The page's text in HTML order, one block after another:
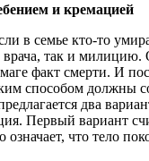
и кремацией
в семье кто-то
так и милицию.
факт смерти. И
способом должны
два
Первый вариант
что тело